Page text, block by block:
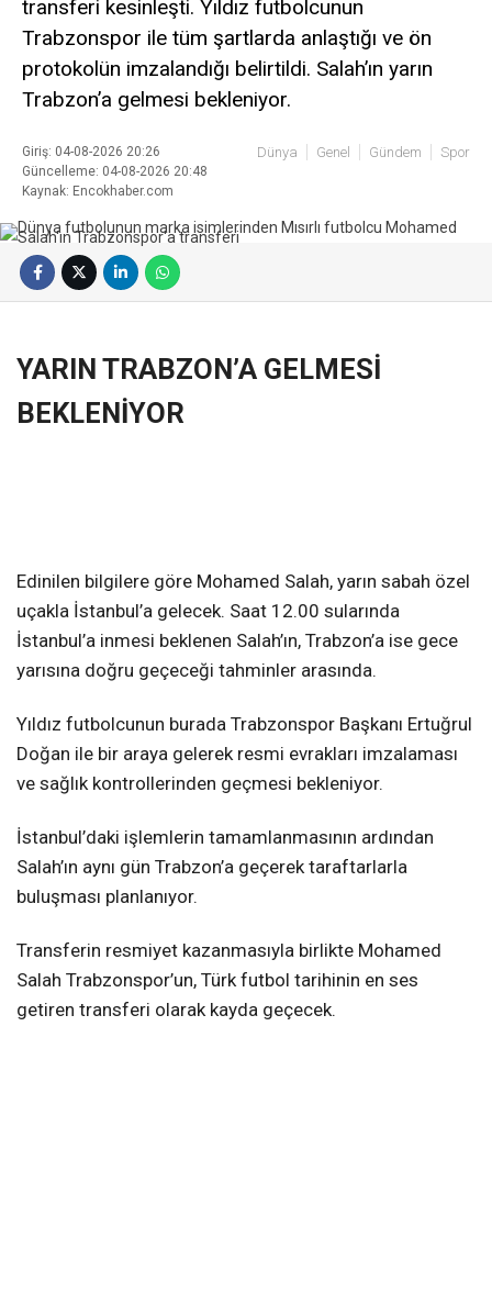
transferi kesinleşti. Yıldız futbolcunun
Trabzonspor ile tüm şartlarda anlaştığı ve ön
protokolün imzalandığı belirtildi. Salah’ın yarın
Trabzon’a gelmesi bekleniyor.
Giriş: 04-08-2026 20:26
Güncelleme: 04-08-2026 20:48
Kaynak: Encokhaber.com
Dünya Genel Gündem Spor
YARIN TRABZON’A GELMESİ
BEKLENİYOR
Edinilen bilgilere göre Mohamed Salah, yarın sabah özel
uçakla İstanbul’a gelecek. Saat 12.00 sularında
İstanbul’a inmesi beklenen Salah’ın, Trabzon’a ise gece
yarısına doğru geçeceği tahminler arasında.
Yıldız futbolcunun burada Trabzonspor Başkanı Ertuğrul
Doğan ile bir araya gelerek resmi evrakları imzalaması
ve sağlık kontrollerinden geçmesi bekleniyor.
İstanbul’daki işlemlerin tamamlanmasının ardından
Salah’ın aynı gün Trabzon’a geçerek taraftarlarla
buluşması planlanıyor.
Transferin resmiyet kazanmasıyla birlikte Mohamed
Salah Trabzonspor’un, Türk futbol tarihinin en ses
getiren transferi olarak kayda geçecek.